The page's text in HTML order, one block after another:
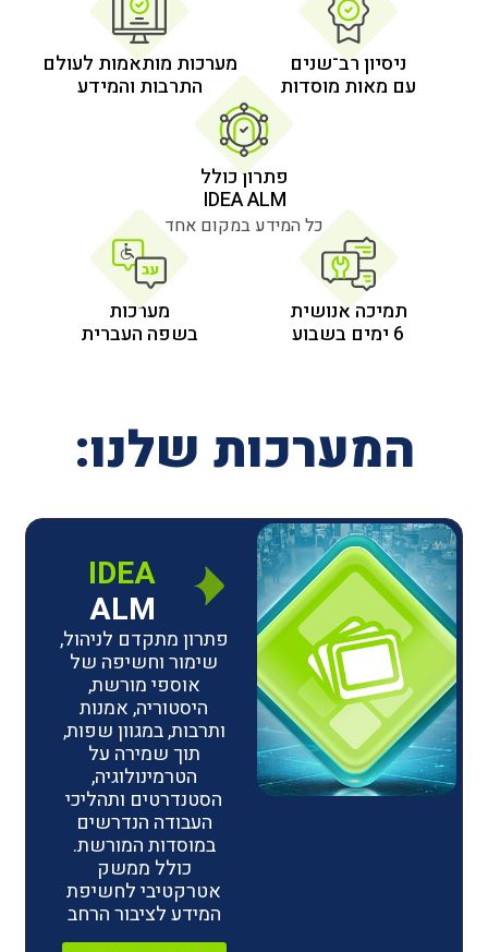
מוסדות
מערכות מותאמות לעולם
התרבות והמידע
כל המידע במקום אחד
מערכות
בשפה העברית
שלנו:
IDEA
ALM
פתרון מתקדם לניהול,
שימור וחשיפה של
אוספי מורשת,
היסטוריה, אמנות
ותרבות, במגוון שפות,
תוך שמירה על
הטרמינולוגיה,
הסטנדרטים ותהליכי
העבודה הנדרשים
במוסדות המורשת.
אטרקטיבי לחשיפת
המידע לציבור הרחב